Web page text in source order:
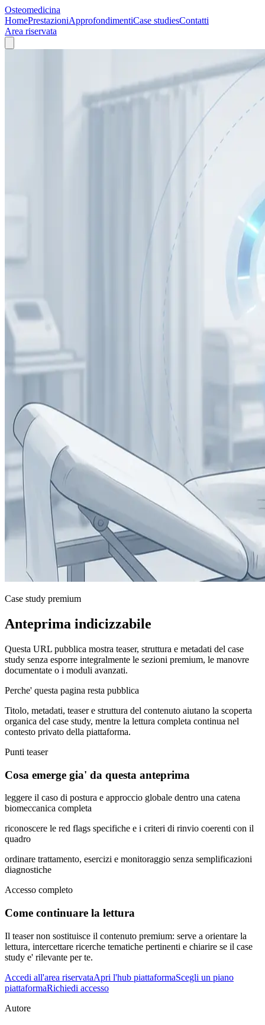
Osteomedicina
HomePrestazioniApprofondimentiCase studiesContatti
Area riservata
Case study premium
Anteprima indicizzabile
Questa URL pubblica mostra teaser, struttura e metadati del case
study senza esporre integralmente le sezioni premium, le manovre
documentate o i moduli avanzati.
Perche' questa pagina resta pubblica
Titolo, metadati, teaser e struttura del contenuto aiutano la scoperta
organica del case study, mentre la lettura completa continua nel
contesto privato della piattaforma.
Punti teaser
Cosa emerge gia' da questa anteprima
leggere il caso di postura e approccio globale dentro una catena
biomeccanica completa
riconoscere le red flags specifiche e i criteri di rinvio coerenti con il
quadro
ordinare trattamento, esercizi e monitoraggio senza semplificazioni
diagnostiche
Accesso completo
Come continuare la lettura
Il teaser non sostituisce il contenuto premium: serve a orientare la
lettura, intercettare ricerche tematiche pertinenti e chiarire se il case
study e' rilevante per te.
Accedi all'area riservataApri l'hub piattaformaScegli un piano
piattaformaRichiedi accesso
Autore